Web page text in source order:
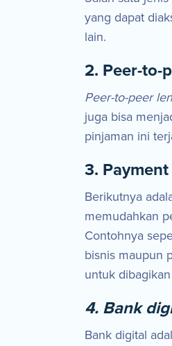
yang dapat
lain.
2. Peer-to-
Peer-to-peer
juga bisa
pinjaman ini
3.
Berikutnya
memudahkan
Contohnya
bisnis maupun
untuk
4. Bank
Bank digital